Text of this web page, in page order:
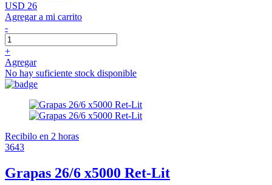
USD 26
Agregar a mi carrito
-
+
Agregar
No hay suficiente stock disponible
Recibilo en 2 horas
3643
Grapas 26/6 x5000 Ret-Lit